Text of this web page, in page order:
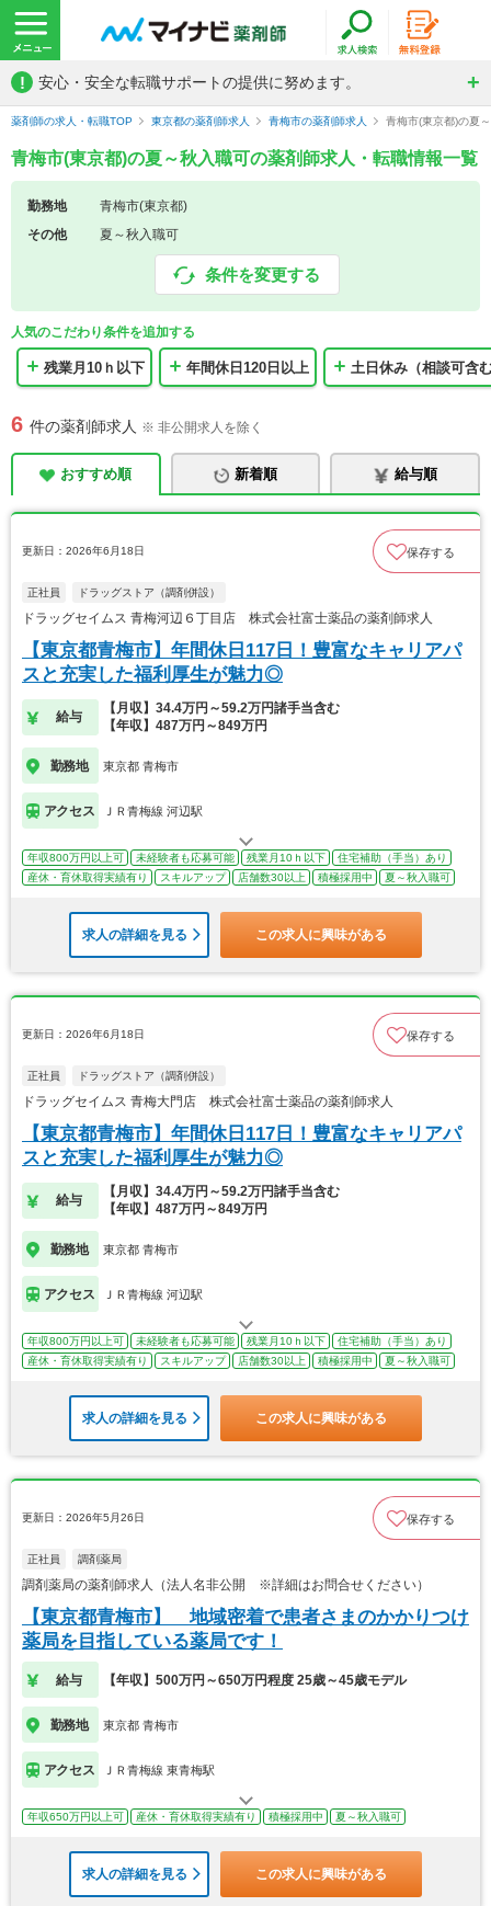
! 安心・安全な転職サポートの提供に努めます。
薬剤師の求人・転職TOP 東京都の薬剤師求人 青梅市の薬剤師求人 青梅市(東京都)の夏
青梅市(東京都)の夏～秋入職可の薬剤師求人・転職情報一覧
勤務地
青梅市(東京都)
その他
夏～秋入職可
条件を変更する
人気のこだわり条件を追加する
残業月10ｈ以下 年間休日120日以上 土日休み（相談可含
6 件の薬剤師求人 ※ 非公開求人を除く
おすすめ順 新着順 給与順
更新日：2026年6月18日 保存する
正社員 ドラッグストア（調剤併設）
ドラッグセイムス 青梅河辺６丁目店 株式会社富士薬品の薬剤師求人
【東京都青梅市】年間休日117日！豊富なキャリアパ
スと充実した福利厚生が魅力◎
給与
【月収】34.4万円～59.2万円諸手当含む
【年収】487万円～849万円
勤務地 東京都 青梅市
アクセス ＪＲ青梅線 河辺駅
年収800万円以上可 未経験者も応募可能 残業月10ｈ以下
住宅補助（手当）あり
産休・育休取得実績有り
スキルアップ 店舗数30以上 積極採用中 夏～秋入職可
求人の詳細を見る この求人に興味がある
更新日：2026年6月18日 保存する
正社員 ドラッグストア（調剤併設）
ドラッグセイムス 青梅大門店 株式会社富士薬品の薬剤師求人
【東京都青梅市】年間休日117日！豊富なキャリアパ
スと充実した福利厚生が魅力◎
給与
【月収】34.4万円～59.2万円諸手当含む
【年収】487万円～849万円
勤務地 東京都 青梅市
アクセス ＪＲ青梅線 河辺駅
年収800万円以上可 未経験者も応募可能 残業月10ｈ以下
住宅補助（手当）あり
産休・育休取得実績有り
スキルアップ 店舗数30以上 積極採用中 夏～秋入職可
求人の詳細を見る この求人に興味がある
更新日：2026年5月26日 保存する
正社員 調剤薬局
調剤薬局の薬剤師求人（法人名非公開 ※詳細はお問合せください）
【東京都青梅市】 地域密着で患者さまのかかりつけ
薬局を目指している薬局です！
給与 【年収】500万円～650万円程度 25歳～45歳モデル
勤務地 東京都 青梅市
アクセス ＪＲ青梅線 東青梅駅
年収650万円以上可 産休・育休取得実績有り 積極採用中 夏～秋入職可
求人の詳細を見る この求人に興味がある